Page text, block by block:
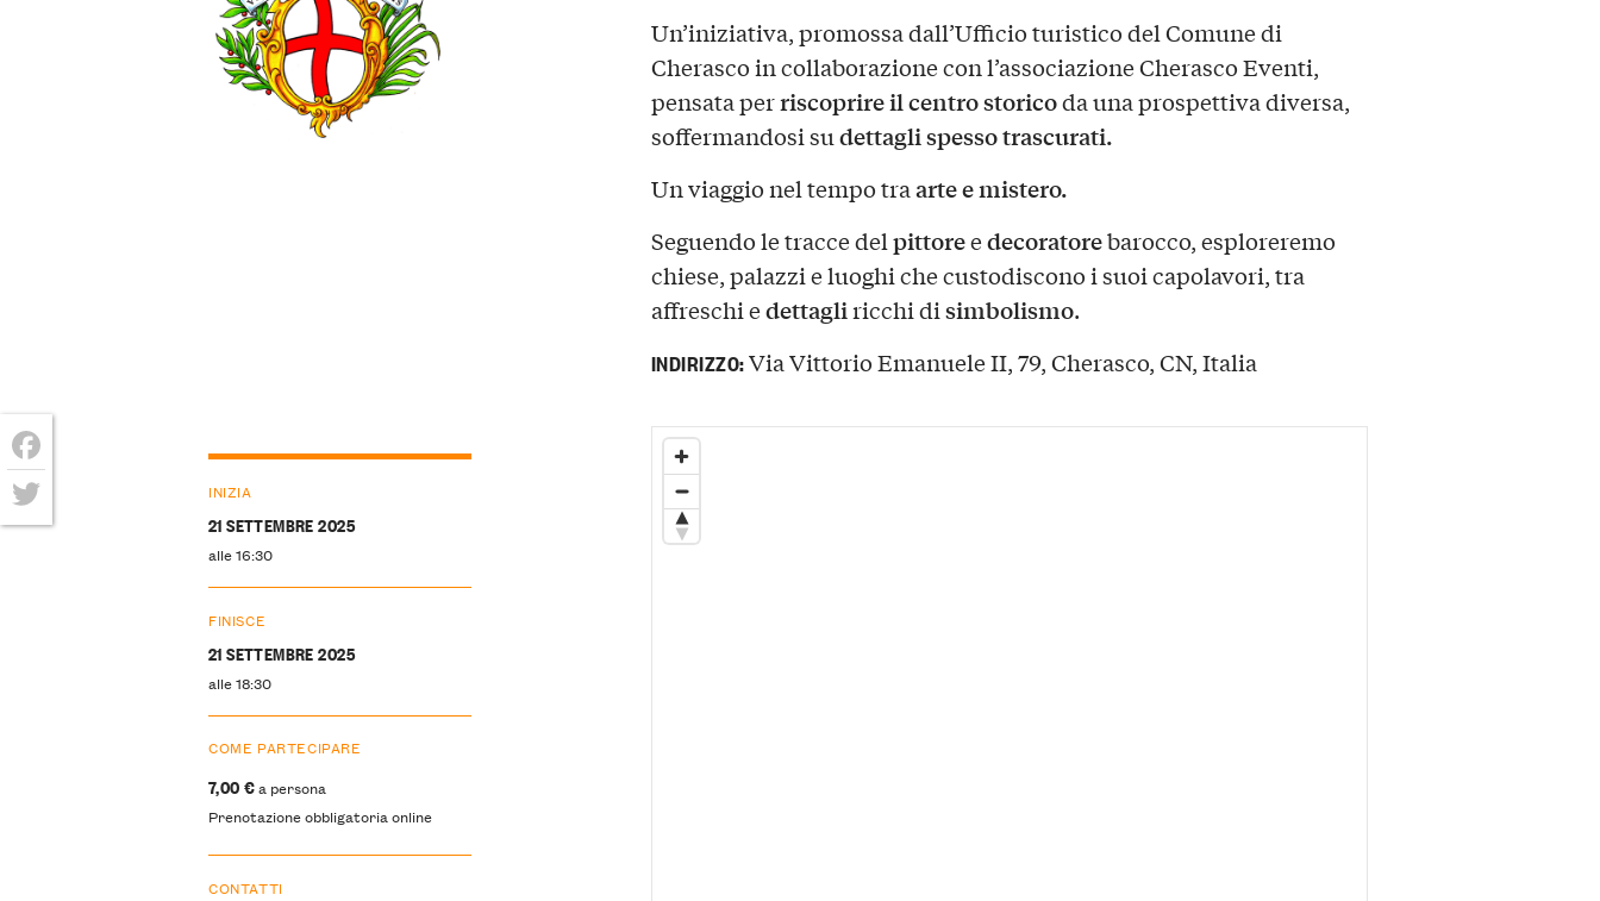
Un’iniziativa, promossa dall’Ufficio turistico del Comune di
Cherasco in collaborazione con l’associazione Cherasco Eventi,
pensata perriscoprire il centro storicoda una prospettiva diversa,
soffermandosi su dettagli spesso trascurati.
Un viaggio nel tempo traarte e mistero.
Seguendo le tracce delpittoreedecoratorebarocco, esploreremo
chiese, palazzi e luoghi che custodiscono i suoi capolavori, tra
affreschi edettagliricchi disimbolismo.
INIZIA
21 SETTEMBRE 2025
alle 16:30
FINISCE
21 SETTEMBRE 2025
alle 18:30
COME PARTECIPARE
7,00 €a persona
Prenotazione obbligatoria online
CONTATTI
INDIRIZZO:Via Vittorio Emanuele II, 79, Cherasco, CN, Italia
Facebook
Twitter